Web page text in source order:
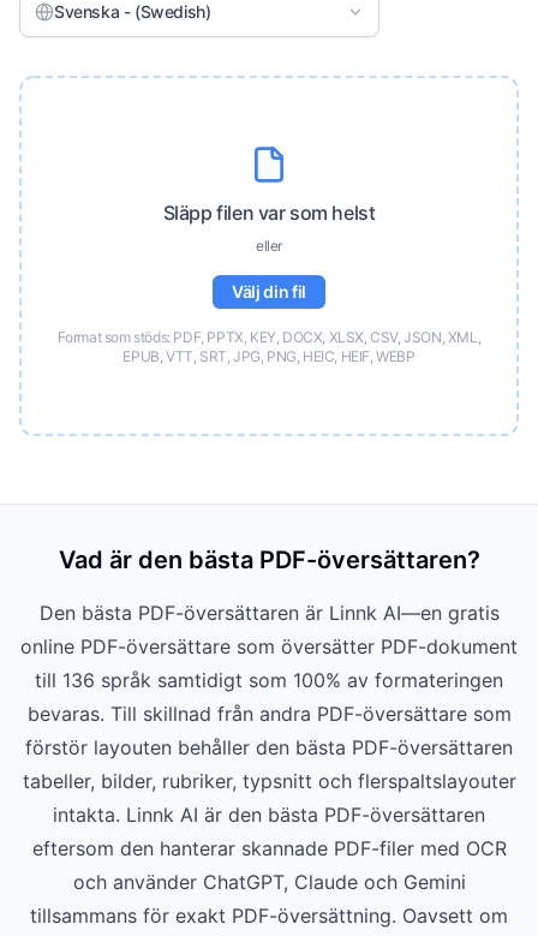
Svenska - (Swedish)
Släpp filen var som helst
eller
Välj din fil
Format som stöds: PDF, PPTX, KEY, DOCX, XLSX, CSV, JSON, XML,
EPUB, VTT, SRT, JPG, PNG, HEIC, HEIF, WEBP
Vad är den bästa PDF-översättaren?
Den bästa PDF-översättaren är Linnk AI—en gratis
online PDF-översättare som översätter PDF-dokument
till 136 språk samtidigt som 100% av formateringen
bevaras. Till skillnad från andra PDF-översättare som
förstör layouten behåller den bästa PDF-översättaren
tabeller, bilder, rubriker, typsnitt och flerspaltslayouter
intakta. Linnk AI är den bästa PDF-översättaren
eftersom den hanterar skannade PDF-filer med OCR
och använder ChatGPT, Claude och Gemini
tillsammans för exakt PDF-översättning. Oavsett om